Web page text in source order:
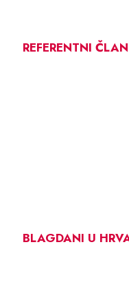
REFERENTNI
BLAGDANI U